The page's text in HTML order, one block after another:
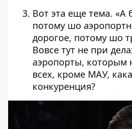
Вот эта еще тема. «А
потому шо
дорогое, потому шо
Вовсе тут не при
аэропорты, которым
всех, кроме МАУ,
конкуренция?